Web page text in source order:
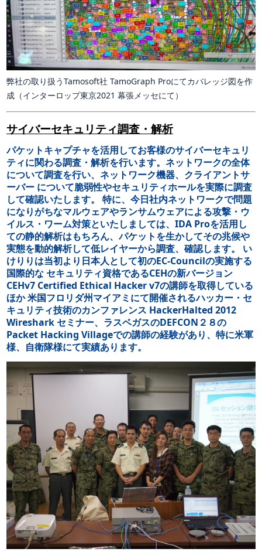
弊社の取り扱うTamosoft社 TamoGraph Proにてカバレッジ図を作
成（インターロップ東京2021 幕張メッセにて）
サイバーセキュリティ調査・解析
パケットキャプチャを活用してお客様のサイバーセキュリ
ティに関わる調査・解析を行います。ネットワークの全体
について調査を行い、ネットワーク機器、クライアントサ
ーバー について脆弱性やセキュリティホールを実際に調査
して確認いたします。 特に、今日社内ネットワークで問題
になりがちなマルウェアやランサムウェアによる攻撃・ウ
イルス・ワーム対策といたしましては、IDA Proを活用し
ての静的解析はもちろん、パケットを生かしてその兆候や
実態を動的解析して低レイヤーから調査、確認します。 い
けりりは当初より日本人として初のEC-Councilの実施する
国際的な セキュリティ資格であるCEHの新バージョン
CEHv7 Certified Ethical Hacker v7の講師を取得している
ほか 米国フロリダ州マイアミにて開催されるハッカー・セ
キュリティ技術のカンファレンス HackerHalted 2012
Wireshark セミナー、ラスベガスのDEFCON２８の
Packet Hacking Villageでの講師の経験があり、特に米軍
様、自衛隊様にて実績あります。